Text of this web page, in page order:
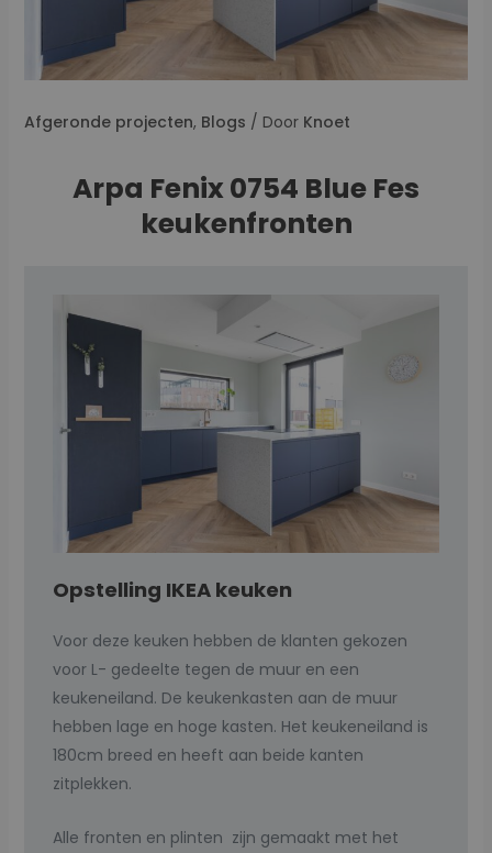
Afgeronde projecten, Blogs / Door Knoet
Arpa Fenix 0754 Blue Fes
keukenfronten
Opstelling IKEA keuken
Voor deze keuken hebben de klanten gekozen
voor L- gedeelte tegen de muur en een
keukeneiland. De keukenkasten aan de muur
hebben lage en hoge kasten. Het keukeneiland is
180cm breed en heeft aan beide kanten
zitplekken.
Alle fronten en plinten zijn gemaakt met het